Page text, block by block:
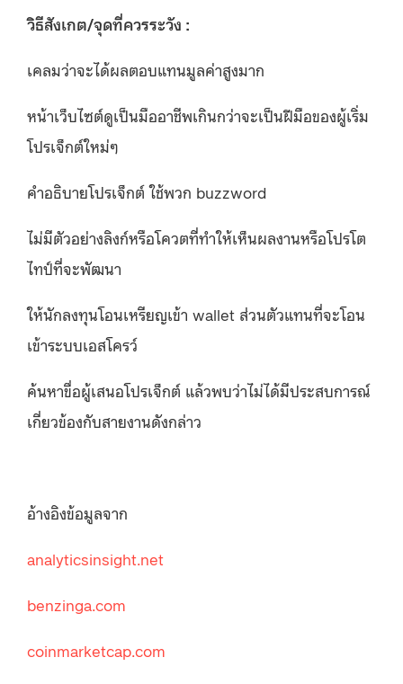
วิธีสังเกต/จุดที่ควรระวัง :
เคลมว่าจะได้ผลตอบแทนมูลค่าสูงมาก
หน้าเว็บไซต์ดูเป็นมืออาชีพเกินกว่าจะเป็นฝีมือของผู้เริ่ม
โปรเจ็กต์ใหม่ๆ
คำอธิบายโปรเจ็กต์ ใช้พวก buzzword
ไม่มีตัวอย่างลิงก์หรือโควตที่ทำให้เห็นผลงานหรือโปรโต
ไทป์ที่จะพัฒนา
ให้นักลงทุนโอนเหรียญเข้า wallet ส่วนตัวแทนที่จะโอน
เข้าระบบเอสโครว์
ค้นหาขื่อผู้เสนอโปรเจ็กต์ แล้วพบว่าไม่ได้มีประสบการณ์
เกี่ยวข้องกับสายงานดังกล่าว
อ้างอิงข้อมูลจาก
analyticsinsight.net
benzinga.com
coinmarketcap.com